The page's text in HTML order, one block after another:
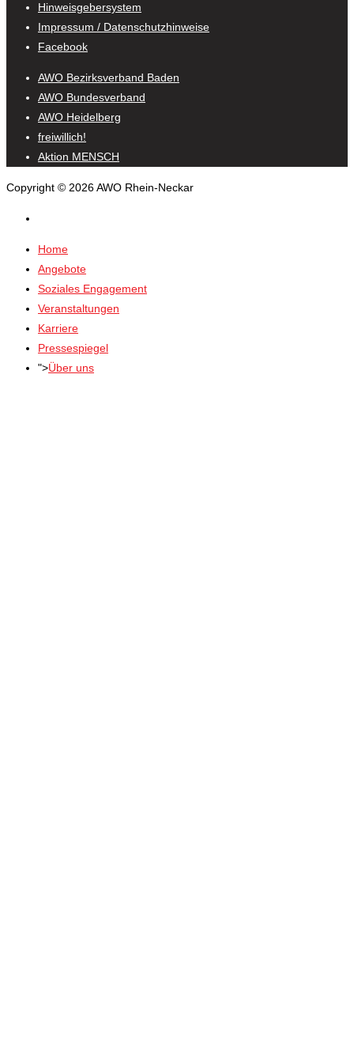
Hinweisgebersystem
Impressum / Datenschutzhinweise
Facebook
AWO Bezirksverband Baden
AWO Bundesverband
AWO Heidelberg
freiwillich!
Aktion MENSCH
Copyright © 2026 AWO Rhein-Neckar
Home
Angebote
Soziales Engagement
Veranstaltungen
Karriere
Pressespiegel
">Über uns